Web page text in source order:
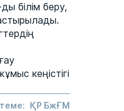
білім беру,
кеңістігі
ҚР БжҒМ